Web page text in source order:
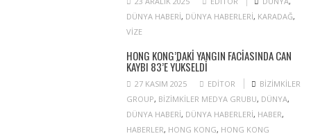
DÜNYA HABERI, DÜNYA HABERLERI, KARADAĞ,
VIZE
HONG KONG’DAKI YANGIN FACIASINDA CAN
KAYBI 83’E YÜKSELDI
27 KASIM 2025 EDITOR
BIZIMKILER
GROUP, BIZIMKILER MEDYA GRUBU, DÜNYA,
DÜNYA HABERI, DÜNYA HABERLERI, HABER,
HABERLER, HONG KONG, HONG KONG